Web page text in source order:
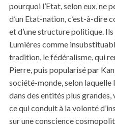
pourquoi l’Etat, selon eux, ne
d’un Etat-nation, c’est-à-dire
et d’une structure politique.
Lumières comme
tradition, le fédéralisme, qui
Pierre, puis popularisé par
société-monde, selon laquelle
dans des entités plus grandes,
ce qui conduit à la volonté
sur une conscience